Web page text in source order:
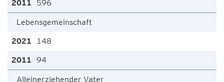
596
Lebensgemeinschaft
148
94
Alleinerziehender Vater